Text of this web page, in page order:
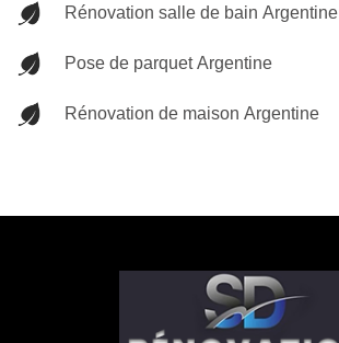
Rénovation salle de bain Argentine
Pose de parquet Argentine
Rénovation de maison Argentine